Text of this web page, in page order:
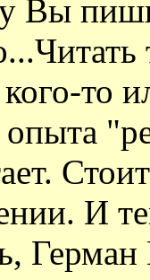
Вы
то
И